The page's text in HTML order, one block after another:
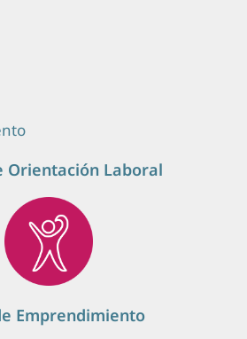
Orientación Laboral
Emprendimiento